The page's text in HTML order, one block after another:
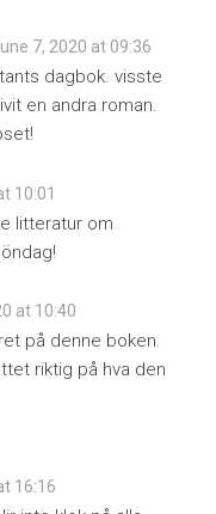
7, 2020 at 09:36
dagbok. visste
en andra roman.
10:01
litteratur om
at 10:40
på denne boken.
riktig på hva den
16:16